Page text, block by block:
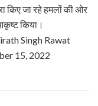
किए जा रहे हमलों की ओर
किया।
Singh Rawat
15, 2022